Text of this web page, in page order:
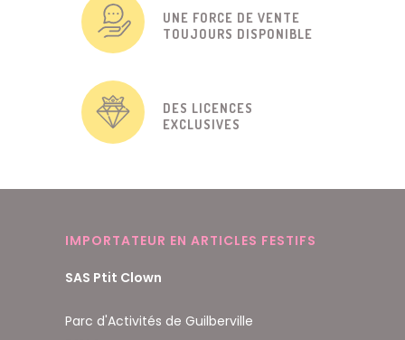
UNE FORCE DE VENTE
TOUJOURS DISPONIBLE
DES LICENCES
EXCLUSIVES
IMPORTATEUR EN ARTICLES FESTIFS
SAS Ptit Clown
Parc d'Activités de Guilberville